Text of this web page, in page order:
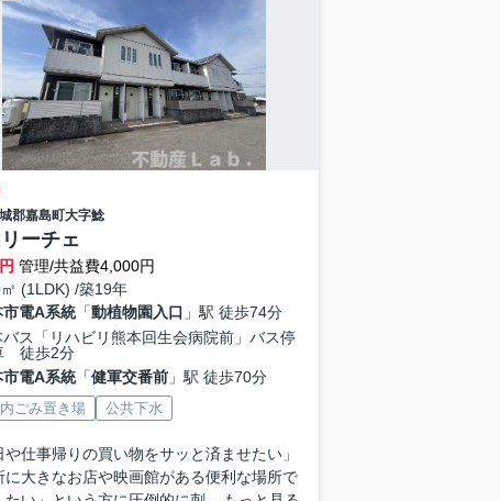
郡嘉島町大字鯰
ーチェ
管理/共益費4,000円
(1LDK) /築19年
市電A系統「動植物園入口 」駅 徒歩74分
バス「リハビリ熊本回生会病院前」バス停
徒歩2分
市電A系統「健軍交番前」駅 徒歩70分
ごみ置き場 公共下水
や仕事帰りの買い物をサッと済ませたい」
に大きなお店や映画館がある便利な場所で